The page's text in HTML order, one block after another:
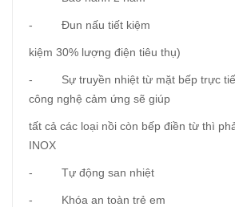
- Đun nấu tiết kiệm
kiệm 30% lượng điện tiêu thụ)
- Sự truyền nhiệt từ mặt bếp trực
công nghệ cảm ứng sẽ giúp
tất cả các loại nồi còn bếp điền từ thì
INOX
- Tự động san nhiệt
- Khóa an toàn trẻ em